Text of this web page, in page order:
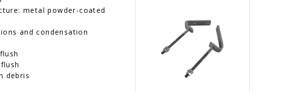
metal powder-coated
and condensation
debris